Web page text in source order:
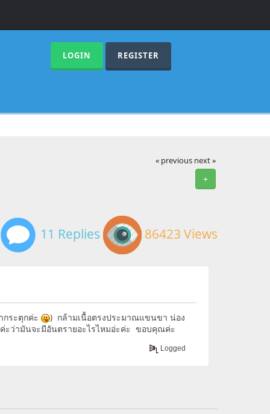
LOGIN REGISTER
« previous next »
+
11 Replies 86423 Views
กระตุกค่ะ
) กล้ามเนื้อตรงประมาณแขนขา น่อง
ะว่ามันจะมีอันตรายอะไรไหมอ่ะค่ะ ขอบคุณค่ะ
Logged